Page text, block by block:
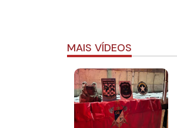
MAIS VÍDEOS